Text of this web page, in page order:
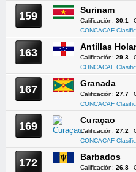
159 Surinam
Calificación: 30.1
CONCACAF
163 Antillas
Calificación: 29.3
CONCACAF
167 Granada
Calificación: 27.7
CONCACAF
169 Curaçao
Calificación: 27.2
CONCACAF
172 Barbados
Calificación: 26.8